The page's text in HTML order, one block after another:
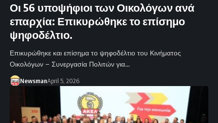
Οι 56 υποψήφιοι των Οικολόγων ανά
επαρχία: Επικυρώθηκε το επίσημο
ψηφοδέλτιο.
Επικυρώθηκε και επίσημα το ψηφοδέλτιο του Κινήματος
Οικολόγων – Συνεργασία Πολιτών για…
NewsmanApril 5, 2026